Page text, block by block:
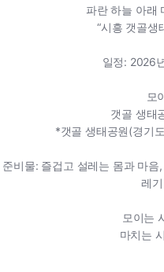
파란 하늘 아래
“시흥 갯골생
일정: 2026
모
갯골 생태
*갯골 생태공원(경기
준비물: 즐겁고 설레는 몸과 마
레
모이는
마치는